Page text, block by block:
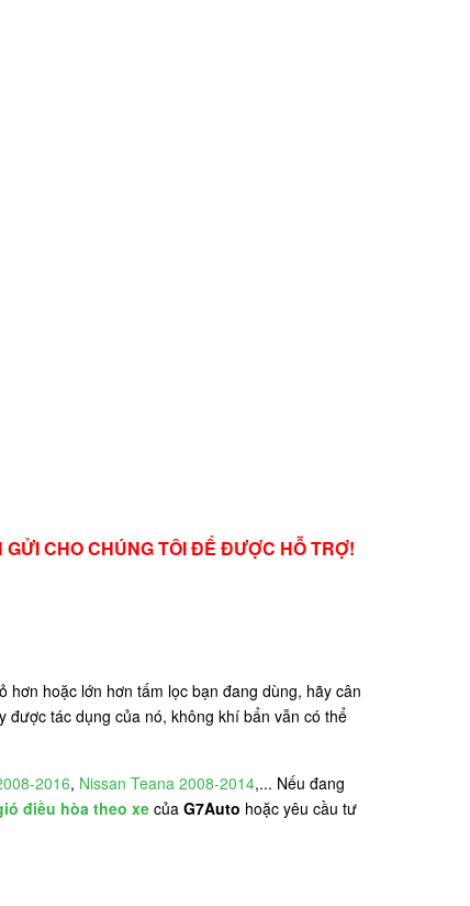
CHO CHÚNG TÔI ĐỂ ĐƯỢC HỖ TRỢ!
hoặc lớn hơn tấm lọc bạn đang dùng, hãy cân
được tác dụng của nó, không khí bẩn vẫn có thể
2016, Nissan Teana 2008-2014,... Nếu đang
điều hòa theo xecủa G7Auto hoặc yêu cầu tư